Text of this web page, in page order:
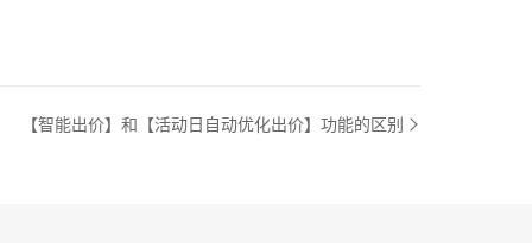
【智能出价】和【活动日自动优化出价】功能的区别